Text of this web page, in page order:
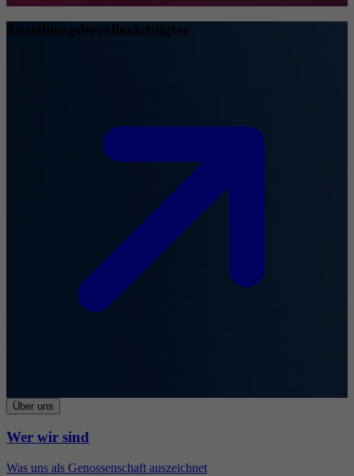
Zustellungsbevollmächtigter
Über uns
Wer wir sind
Was uns als Genossenschaft auszeichnet